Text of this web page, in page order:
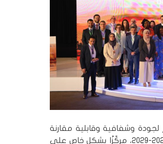
وشفافية وقابلية مقارنة
الإحصاءات المنتجة، وقدم التوجهات الرئيسية لاستراتيجية المكتب للفترة 2025-2029، مركّزًا بشكل خاص على